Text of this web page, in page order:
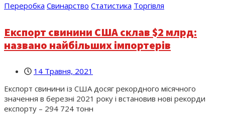
Переробка Свинарство Статистика Торгівля
Експорт свинини США склав $2 млрд:
названо найбільших імпортерів
14 Травня, 2021
Експорт свинини із США досяг рекордного місячного
значення в березні 2021 року і встановив нові рекорди
експорту – 294 724 тонн